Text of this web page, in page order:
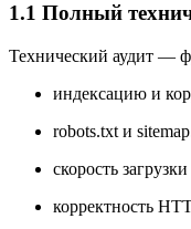
1.1 Полный
Технический аудит —
индексацию и
robots.txt и
скорость
корректность